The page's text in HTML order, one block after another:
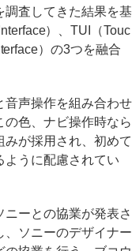
調査してきた結果を基
）、TUI（Touc
）の3つを融合
声操作を組み合わせ
色、ナビ操作時なら
みが採用され、初めて
ように配慮されてい
ーとの協業が発表さ
、ソニーのデザイナー